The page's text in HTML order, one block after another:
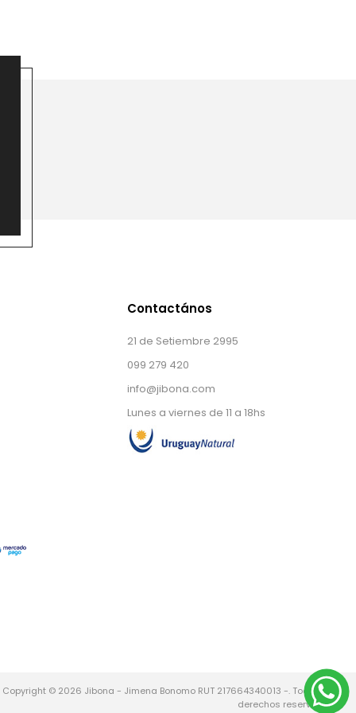
Contactános
21 de Setiembre 2995
099 279 420
info@jibona.com
Lunes a viernes de 11 a 18hs
Copyright © 2026 Jibona - Jimena Bonomo RUT 217664340013 -. Todos los
derechos reservados.